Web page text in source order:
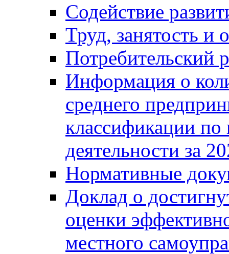
Содействие
Труд, занятость и
Потребительский
Информация о
среднего
классификации
деятельности за
Нормативные
Доклад о
оценки
местного